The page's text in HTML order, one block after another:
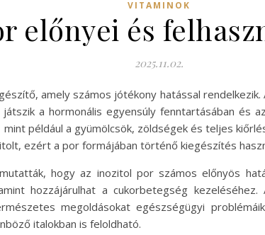
VITAMINOK
előnyei és
2025.11.02.
amely számos jótékony hatással
a hormonális egyensúly fenntartásában és
például a gyümölcsök, zöldségek és teljes
ezért a por formájában történő kiegészítés
hogy az inozitol por számos előnyös
hozzájárulhat a cukorbetegség
megoldásokat egészségügyi
italokban is feloldható.